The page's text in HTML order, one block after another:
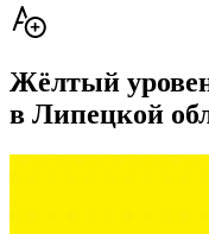
Жёлтый
в Липецкой